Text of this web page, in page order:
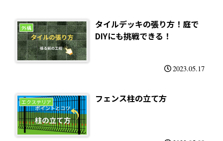
外構
タイルデッキの張り方！庭で
DIYにも挑戦できる！
2023.05.17
エクステリア フェンス柱の立て方